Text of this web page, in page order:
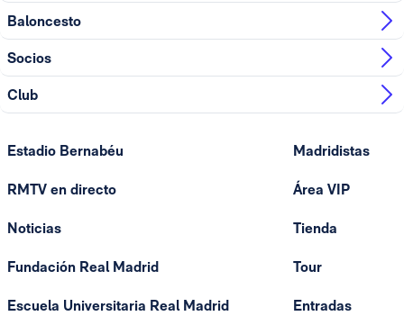
Baloncesto
Socios
Club
Estadio Bernabéu
RMTV en directo
Noticias
Fundación Real Madrid
Escuela Universitaria Real Madrid
Madridistas
Área VIP
Tienda
Tour
Entradas